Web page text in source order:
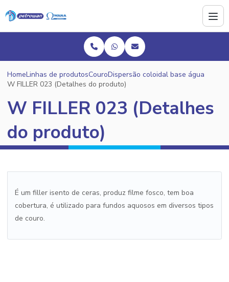
HomeLinhas de produtosCouroDispersão coloidal base água
W FILLER 023 (Detalhes do produto)
W FILLER 023 (Detalhes
do produto)
É um filler isento de ceras, produz filme fosco, tem boa
cobertura, é utilizado para fundos aquosos em diversos tipos
de couro.